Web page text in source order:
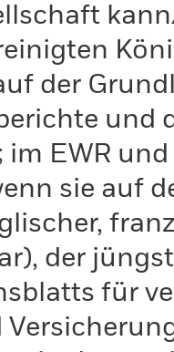
der
und
im EWR
sie auf
der
für